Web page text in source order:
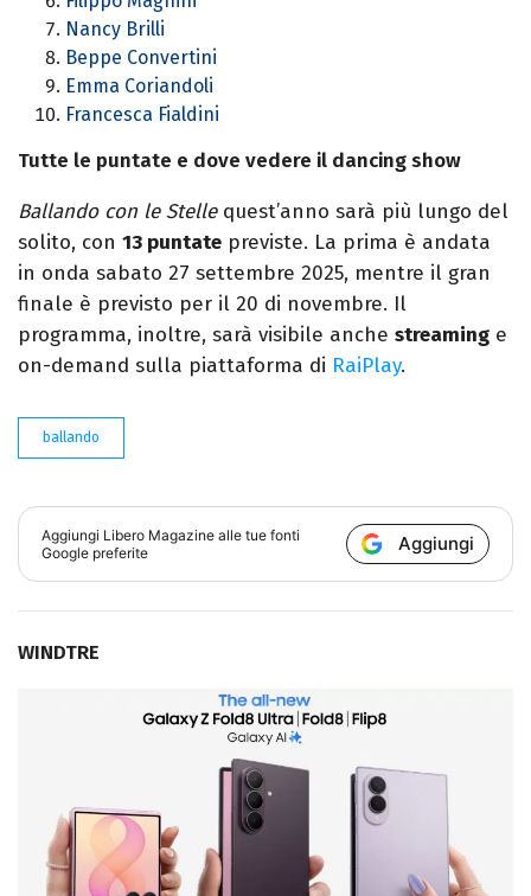
Nancy Brilli
Beppe Convertini
Emma Coriandoli
Francesca Fialdini
Tutte le puntate e dove vedere il dancing show
Ballando con le Stellequest’anno sarà più lungo del
solito, con 13 puntate previste. La prima è andata
in onda sabato 27 settembre 2025, mentre il gran
finale è previsto per il 20 di novembre. Il
programma, inoltre, sarà visibile anche streaming e
on-demand sulla piattaforma di RaiPlay.
ballando
Aggiungi Libero Magazine alle tue fonti
Google preferite
Aggiungi
WINDTRE